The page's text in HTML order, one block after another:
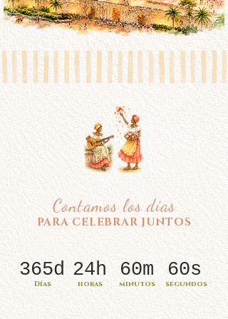
Contamos los días
PARA CELEBRAR JUNTOS
Días horas minutos segundos
365d 24h 60m 60s